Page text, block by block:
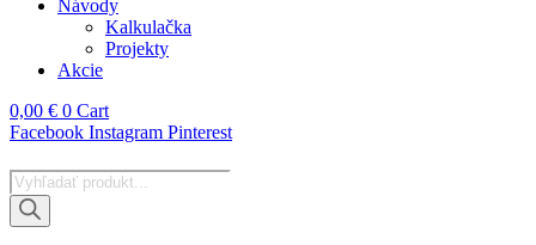
Návody
Kalkulačka
Projekty
Akcie
0,00 € 0 Cart
Facebook Instagram Pinterest
Products
search